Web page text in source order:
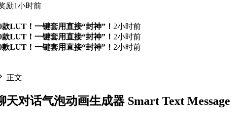
励1小时前
LUT！一键套用直接“封神”！ 2小时前
LUT！一键套用直接“封神”！ 2小时前
LUT！一键套用直接“封神”！ 2小时前
正文
对话气泡动画生成器 Smart Text Message